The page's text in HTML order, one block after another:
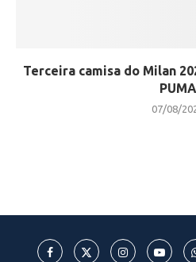
Terceira camisa do Milan
PUMA
07/08/